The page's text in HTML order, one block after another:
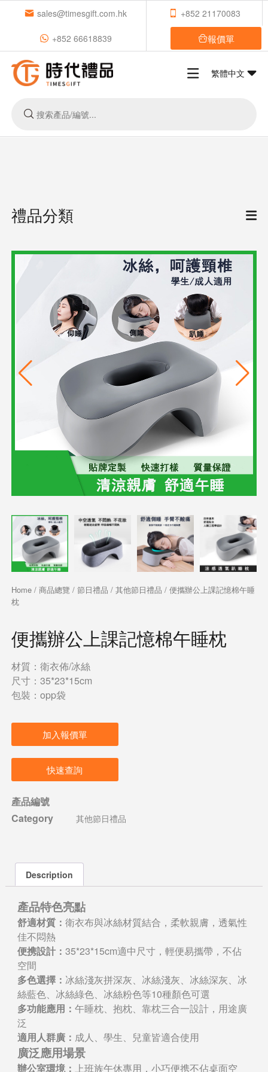
sales@timesgift.com.hk +852 21170083
+852 66618839 報價單
繁體中文
禮品分類
Home/ 商品總覽 / 節日禮品 / 其他節日禮品 / 便攜辦公上課記憶棉午睡
枕
便攜辦公上課記憶棉午睡枕
材質：衛衣佈/冰絲
尺寸：35*23*15cm
包裝：opp袋
加入報價單
快速查詢
產品編號
Category
其他節日禮品
Description
產品特色亮點
舒適材質： 衛衣布與冰絲材質結合，柔軟親膚，透氣性
佳不悶熱
便携設計： 35*23*15cm適中尺寸，輕便易攜帶，不佔
空間
多色選擇： 冰絲淺灰拼深灰、冰絲淺灰、冰絲深灰、冰
絲藍色、冰絲綠色、冰絲粉色等10種顏色可選
多功能應用： 午睡枕、抱枕、靠枕三合一設計，用途廣
泛
適用人群廣： 成人、學生、兒童皆適合使用
廣泛應用場景
辦公室環境： 上班族午休專用，小巧便携不佔桌面空